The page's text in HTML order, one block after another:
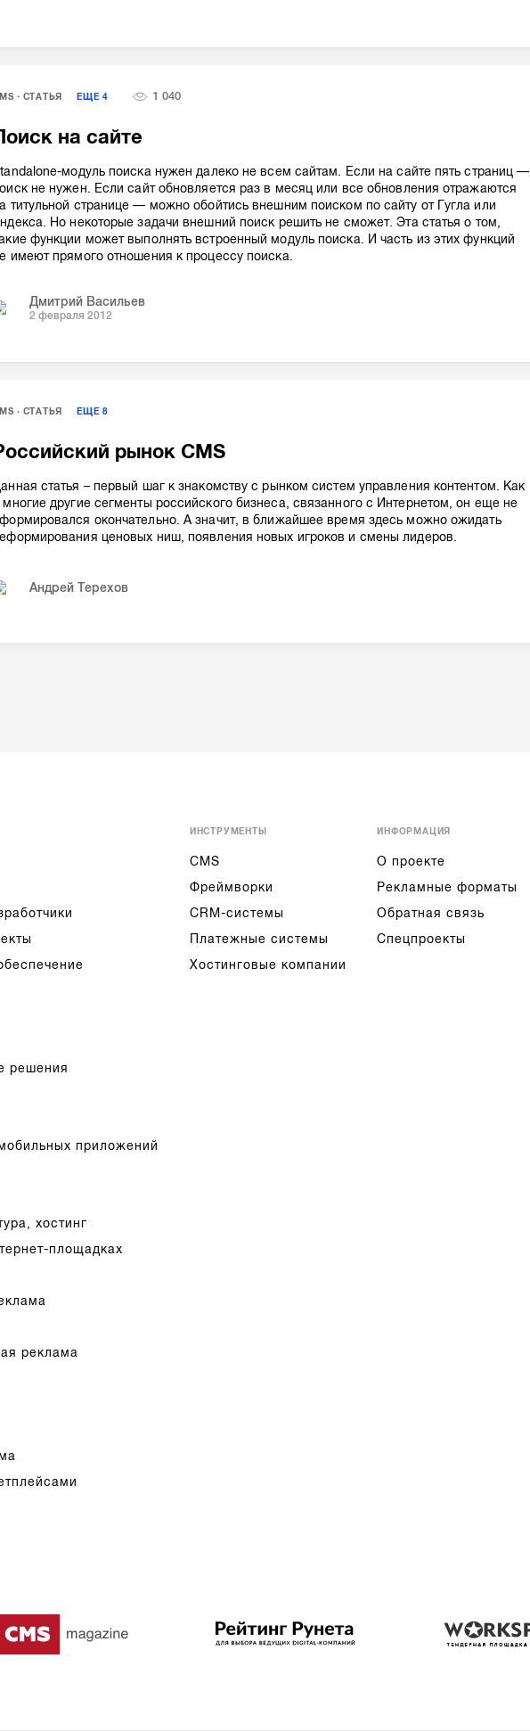
СТАТЬЯ ЕЩЕ4 1 040
на сайте
модуль поиска нужен далеко не всем сайтам. Если на сайте пять страниц —
не нужен. Если сайт обновляется раз в месяц или все обновления отражаются
титульной странице — можно обойтись внешним поиском по сайту от Гугла или
Но некоторые задачи внешний поиск решить не сможет. Эта статья о том,
функции может выполнять встроенный модуль поиска. И часть из этих функций
имеют прямого отношения к процессу поиска.
Дмитрий Васильев
2 февраля 2012
СТАТЬЯ ЕЩЕ8
рынок CMS
статья – первый шаг к знакомству с рынком систем управления контентом. Как
многие другие сегменты российского бизнеса, связанного с Интернетом, он еще не
окончательно. А значит, в ближайшее время здесь можно ожидать
ценовых ниш, появления новых игроков и смены лидеров.
Андрей Терехов
решения
приложений
хостинг
площадках
реклама
ИНСТРУМЕНТЫ
CMS
Фреймворки
CRM-системы
Платежные системы
Хостинговые компании
ИНФОРМАЦИЯ
О проекте
Рекламные форматы
Обратная связь
Спецпроекты